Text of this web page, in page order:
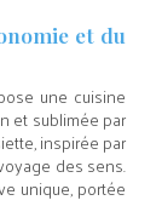
et du
une cuisine
et sublimée par
inspirée par
des sens.
unique, portée